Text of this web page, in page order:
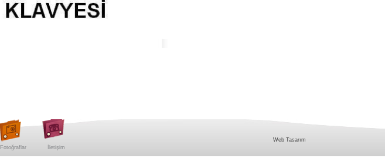
Fotoğraflar İletişim
Web Tasarım